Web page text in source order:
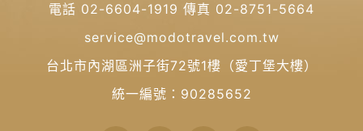
電話 02-6604-1919 傳真 02-8751-5664
service@modotravel.com.tw
台北市內湖區洲子街72號1樓（愛丁堡大樓）
統一編號：90285652